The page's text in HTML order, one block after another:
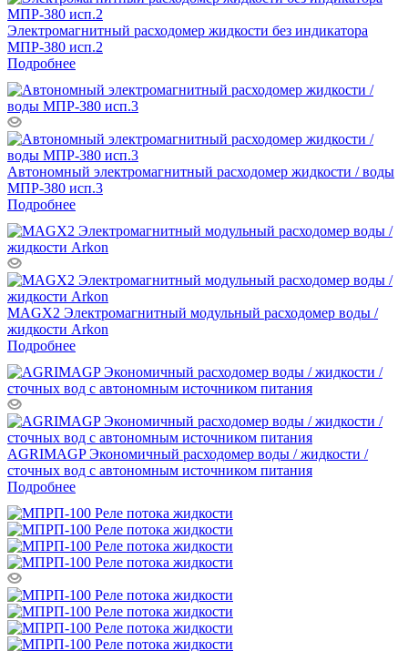
Электромагнитный расходомер жидкости без индикатора
МПР-380 исп.2
Подробнее
Автономный электромагнитный расходомер жидкости / воды
МПР-380 исп.3
Подробнее
MAGX2 Электромагнитный модульный расходомер воды /
жидкости Arkon
Подробнее
AGRIMAGP Экономичный расходомер воды / жидкости /
сточных вод с автономным источником питания
Подробнее